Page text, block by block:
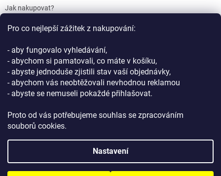
Pro co nejlepší zážitek z nakupování:
- aby fungovalo vyhledávání,
- abychom si pamatovali, co máte v košíku,
- abyste jednoduše zjistili stav vaší objednávky,
- abychom vás neobtěžovali nevhodnou reklamou
- abyste se nemuseli pokaždé přihlašovat.
Proto od vás potřebujeme souhlas se zpracováním
souborů cookies.
Nastavení
Jak nakupovat?
Reklamace a Vrácení
Podmínky ochrany osobních údajů
. Všechna práva vyhrazena.